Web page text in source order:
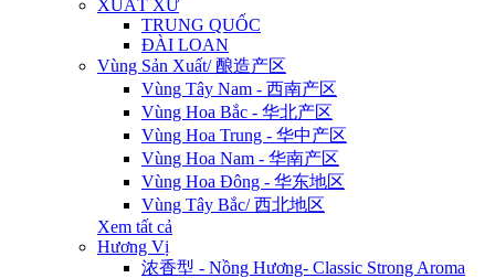
XUẤT XỨ
TRUNG QUỐC
ĐÀI LOAN
Vùng Sản Xuất/ 酿造产区
Vùng Tây Nam - 西南产区
Vùng Hoa Bắc - 华北产区
Vùng Hoa Trung - 华中产区
Vùng Hoa Nam - 华南产区
Vùng Hoa Đông - 华东地区
Vùng Tây Bắc/ 西北地区
Xem tất cả
Hương Vị
浓香型 - Nồng Hương- Classic Strong Aroma